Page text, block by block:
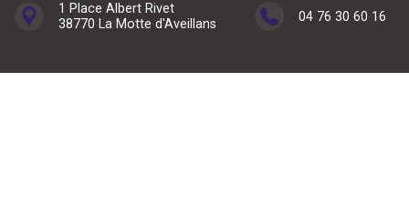
1 Place Albert Rivet
38770 La Motte d'Aveillans
04 76 30 60 16